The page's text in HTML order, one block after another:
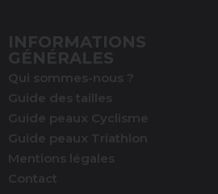
INFORMATIONS
GÉNÉRALES
Qui sommes-nous ?
Guide des tailles
Guide peaux Cyclisme
Guide peaux Triathlon
Mentions légales
Contact